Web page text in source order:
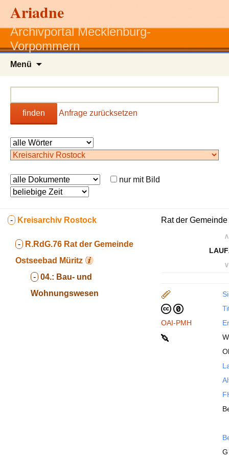
Ariadne
Archivportal Mecklenburg-
Vorpommern
Menü
finden Anfrage zurücksetzen
nur mit Bild
- Kreisarchiv Rostock
- R.RdG.76 Rat der Gemeinde
Ostseebad Müritz
- 04.: Bau- und
Wohnungswesen
Rat der
∧
∨
OAI-PMH